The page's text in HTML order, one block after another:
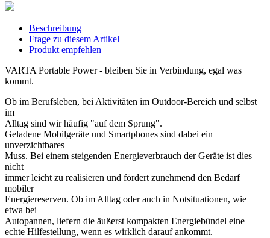
Beschreibung
Frage zu diesem Artikel
Produkt empfehlen
VARTA Portable Power - bleiben Sie in Verbindung, egal was
kommt.
Ob im Berufsleben, bei Aktivitäten im Outdoor-Bereich und selbst
im
Alltag sind wir häufig "auf dem Sprung".
Geladene Mobilgeräte und Smartphones sind dabei ein
unverzichtbares
Muss. Bei einem steigenden Energieverbrauch der Geräte ist dies
nicht
immer leicht zu realisieren und fördert zunehmend den Bedarf
mobiler
Energiereserven. Ob im Alltag oder auch in Notsituationen, wie
etwa bei
Autopannen, liefern die äußerst kompakten Energiebündel eine
echte Hilfestellung, wenn es wirklich darauf ankommt.